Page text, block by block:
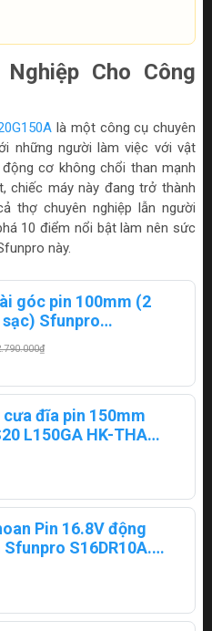
Cho Công
là một công cụ chuyên
những người làm việc với vật
cơ không chổi than mạnh
chiếc máy này đang trở thành
thợ chuyên nghiệp lẫn người
10 điểm nổi bật làm nên sức
này.
góc pin 100mm (2
sạc) Sfunpro
cưa đĩa pin 150mm
L150GA HK-THAN
kim)
Pin 16.8V động
Sfunpro S16DR10A.2